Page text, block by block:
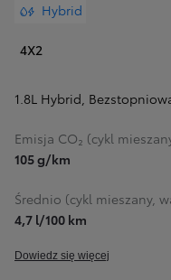
Hybrid
4X2
1.8L Hybrid,
Emisja CO₂ (cykl
105 g/km
Średnio (cykl mieszany,
4,7 l/100 km
Dowiedz się więcej